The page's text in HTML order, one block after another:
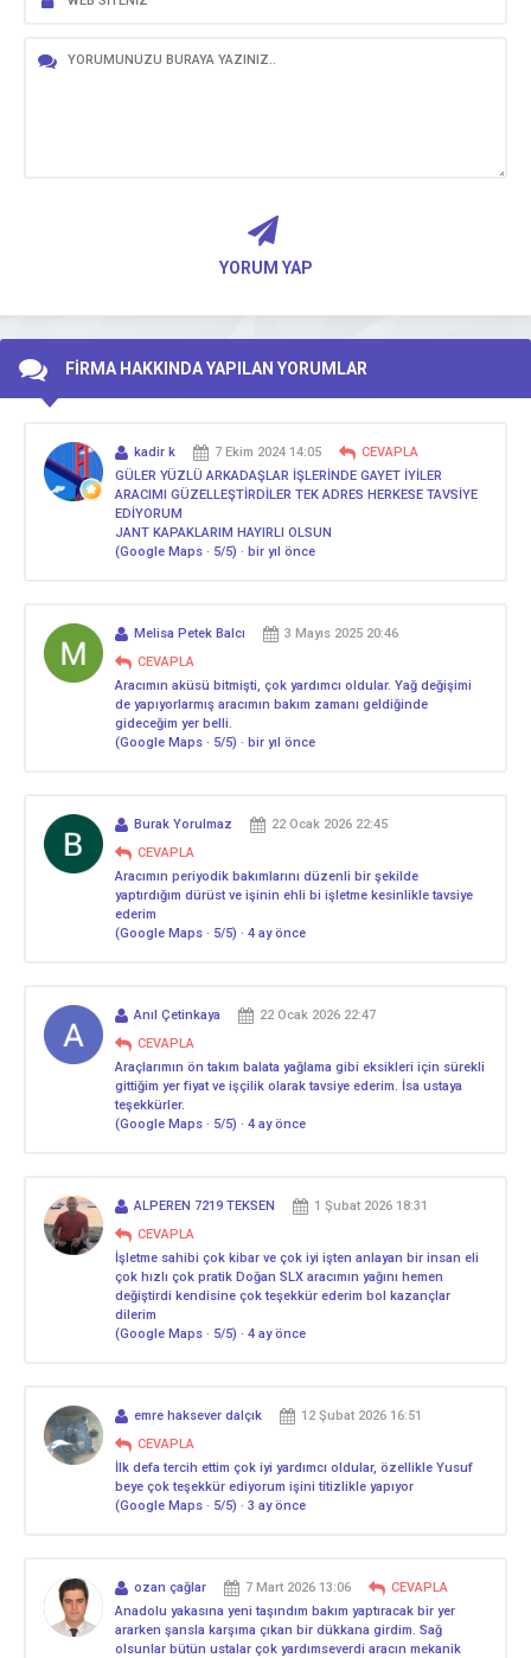
YORUM YAP
FİRMA HAKKINDA YAPILAN YORUMLAR
kadir k 7 Ekim 2024 14:05
CEVAPLA
GÜLER YÜZLÜ ARKADAŞLAR İŞLERİNDE GAYET İYİLER
ARACIMI GÜZELLEŞTİRDİLER TEK ADRES HERKESE TAVSİYE
EDİYORUM
JANT KAPAKLARIM HAYIRLI OLSUN
(Google Maps · 5/5) · bir yıl önce
Melisa Petek Balcı
3 Mayıs 2025 20:46
CEVAPLA
Aracımın aküsü bitmişti, çok yardımcı oldular. Yağ değişimi
de yapıyorlarmış aracımın bakım zamanı geldiğinde
gideceğim yer belli.
(Google Maps · 5/5) · bir yıl önce
Burak Yorulmaz
22 Ocak 2026 22:45
CEVAPLA
Aracımın periyodik bakımlarını düzenli bir şekilde
yaptırdığım dürüst ve işinin ehli bi işletme kesinlikle tavsiye
ederim
(Google Maps · 5/5) · 4 ay önce
Anıl Çetinkaya
22 Ocak 2026 22:47
CEVAPLA
Araçlarımın ön takım balata yağlama gibi eksikleri için sürekli
gittiğim yer fiyat ve işçilik olarak tavsiye ederim. İsa ustaya
teşekkürler.
(Google Maps · 5/5) · 4 ay önce
ALPEREN 7219 TEKSEN
1 Şubat 2026 18:31
CEVAPLA
İşletme sahibi çok kibar ve çok iyi işten anlayan bir insan eli
çok hızlı çok pratik Doğan SLX aracımın yağını hemen
değiştirdi kendisine çok teşekkür ederim bol kazançlar
dilerim
(Google Maps · 5/5) · 4 ay önce
emre haksever dalçık
12 Şubat 2026 16:51
CEVAPLA
İlk defa tercih ettim çok iyi yardımcı oldular, özellikle Yusuf
beye çok teşekkür ediyorum işini titizlikle yapıyor
(Google Maps · 5/5) · 3 ay önce
ozan çağlar 7 Mart 2026 13:06
CEVAPLA
Anadolu yakasına yeni taşındım bakım yaptıracak bir yer
ararken şansla karşıma çıkan bir dükkana girdim. Sağ
olsunlar bütün ustalar çok yardımseverdi aracın mekanik